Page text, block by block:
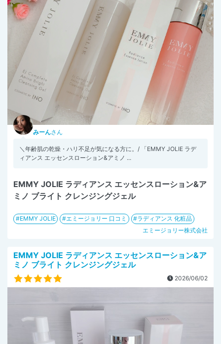
みーんさん
＼年齢肌の乾燥・ハリ不足が気になる方に。/ 「EMMY JOLIE ラデ
ィアンス エッセンスローション&アミノ ...
EMMY JOLIE ラディアンス エッセンスローション&ア
ミノ ブライト クレンジングジェル
EMMY JOLIE エミージョリー 口コミ
ラディアンス 化粧品
エミージョリー株式会社
EMMY JOLIE ラディアンス エッセンスローション&ア
ミノ ブライト クレンジングジェル
2026/06/02